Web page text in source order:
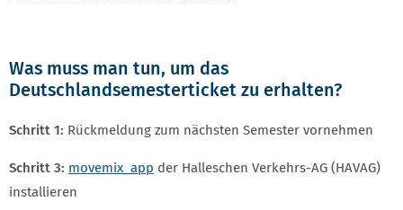
Was muss man tun, um das
Deutschlandsemesterticket zu erhalten?
Schritt 1: Rückmeldung zum nächsten Semester vornehmen
Schritt 3: movemix_app der Halleschen Verkehrs-AG (HAVAG)
installieren